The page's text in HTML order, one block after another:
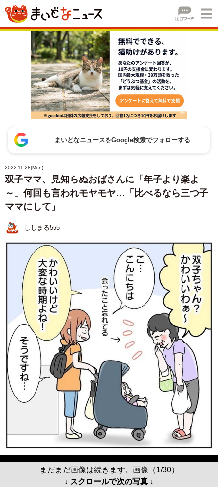
まいどなニュースをGoogle検索でフォローする
2022.11.28(Mon)
双子ママ、見知らぬおばさんに「年子より楽よ
～」何回も言われモヤモヤ…「比べるなら三つ子
ママにして」
ししまる555
まだまだ画像は続きます。画像（1/30）
↓ スクロールで次の写真 ↓